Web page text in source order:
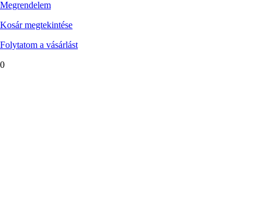
Megrendelem
Kosár megtekintése
Folytatom a vásárlást
0